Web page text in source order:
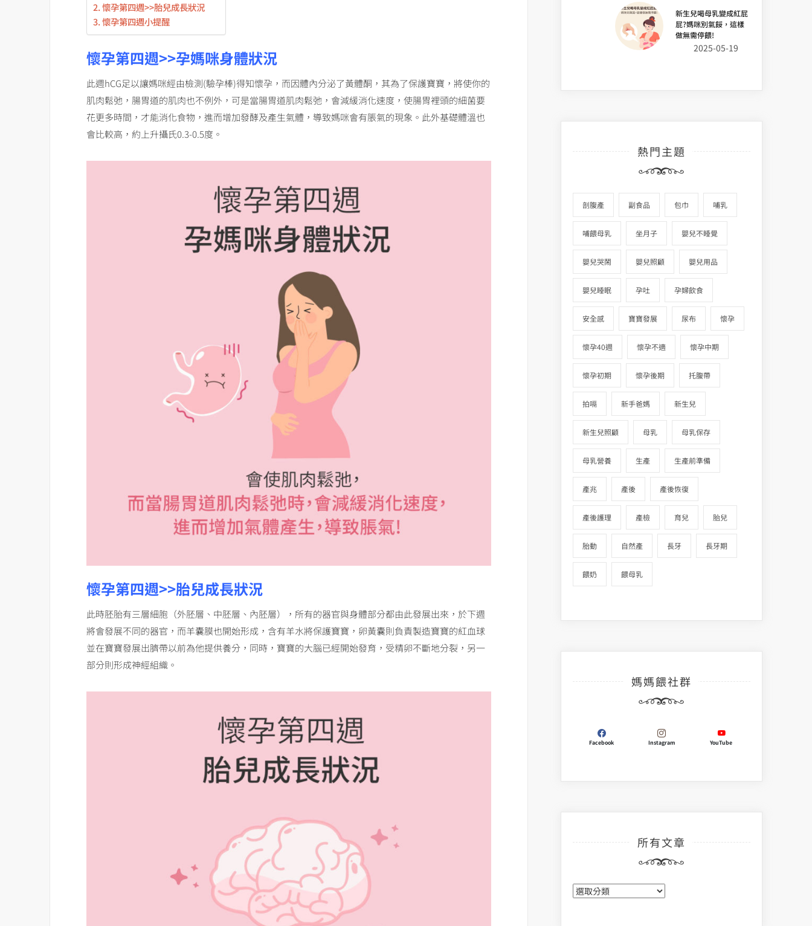
懷孕第四週>>胎兒成長狀況
懷孕第四週小提醒
懷孕第四週>>孕媽咪身體狀況
此週hCG足以讓媽咪經由檢測(驗孕棒)得知懷孕，而因體內分泌了黃體酮，其為了保護寶寶，將使你的
肌肉鬆弛，腸胃道的肌肉也不例外，可是當腸胃道肌肉鬆弛，會減緩消化速度，使腸胃裡頭的細菌要
花更多時間，才能消化食物，進而增加發酵及產生氣體，導致媽咪會有脹氣的現象。此外基礎體溫也
會比較高，約上升攝氏0.3-0.5度。
懷孕第四週>>胎兒成長狀況
此時胚胎有三層細胞（外胚層、中胚層、內胚層），所有的器官與身體部分都由此發展出來，於下週
將會發展不同的器官，而羊囊膜也開始形成，含有羊水將保護寶寶，卵黃囊則負責製造寶寶的紅血球
並在寶寶發展出臍帶以前為他提供養分，同時，寶寶的大腦已經開始發育，受精卵不斷地分裂，另一
部分則形成神經組織。
新生兒喝母乳變成紅屁
屁?媽咪別氣餒，這樣
做無需停餵!
2025-05-19
熱門主題
剖腹產 副食品 包巾 哺乳
哺餵母乳 坐月子 嬰兒不睡覺
嬰兒哭鬧 嬰兒照顧 嬰兒用品
嬰兒睡眠 孕吐 孕婦飲食
安全感 寶寶發展 尿布 懷孕
懷孕40週 懷孕不適 懷孕中期
懷孕初期 懷孕後期 托腹帶
拍嗝 新手爸媽 新生兒
新生兒照顧 母乳 母乳保存
母乳營養 生產 生產前準備
產兆 產後 產後恢復
產後護理 產檢 育兒 胎兒
胎動 自然產 長牙 長牙期
餵奶 餵母乳
媽媽餵社群
Facebook Instagram YouTube
所有文章
所
有